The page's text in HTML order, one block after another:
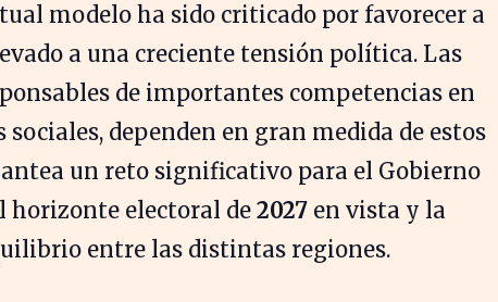
modelo ha sido criticado por favorecer a
a una creciente tensión política. Las
de importantes competencias en
dependen en gran medida de estos
un reto significativo para el Gobierno
horizonte electoral de 2027 en vista y la
entre las distintas regiones.